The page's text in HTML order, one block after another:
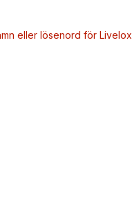
eller lösenord för Livelox